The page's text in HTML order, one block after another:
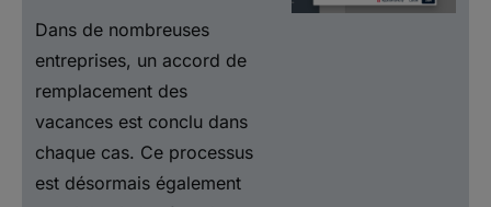
Dans de nombreuses
entreprises, un accord de
remplacement des
vacances est conclu dans
chaque cas. Ce processus
est désormais également